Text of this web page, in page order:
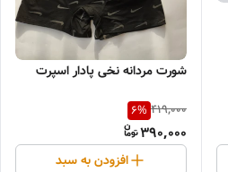
شورت مردانه نخی پادار اسپرت
419,000
6%
390,000
افزودن به سبد